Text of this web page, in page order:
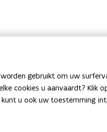
gebruikt om uw
cookies u aanvaardt? Klik
u ook uw toestemming